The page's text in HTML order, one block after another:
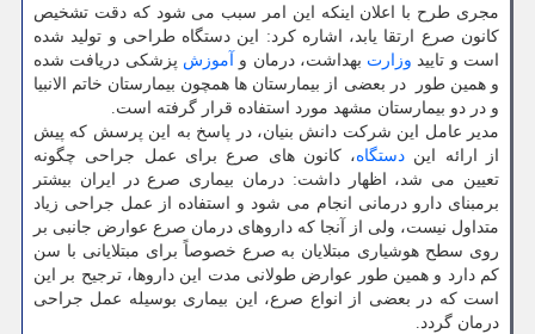
مجری طرح با اعلان اینکه این امر سبب می شود که دقت تشخیص
کانون صرع ارتقا یابد، اشاره کرد: این دستگاه طراحی و تولید شده
است و تایید وزارت بهداشت، درمان و آموزش پزشکی دریافت شده
و همین طور ‎ در بعضی از بیمارستان ها همچون بیمارستان خاتم الانبیا
و در دو بیمارستان مشهد مورد استفاده قرار گرفته است.
مدیر عامل این شرکت دانش بنیان، در پاسخ به این پرسش که پیش
از ارائه این دستگاه، کانون های صرع برای عمل جراحی چگونه
تعیین می شد، اظهار داشت: درمان بیماری صرع در ایران بیشتر
برمبنای دارو درمانی انجام می شود و استفاده از عمل جراحی زیاد
متداول نیست، ولی از آنجا که داروهای درمان صرع عوارض جانبی بر
روی سطح هوشیاری مبتلایان به صرع خصوصاً برای مبتلایانی با سن
کم دارد و همین طور عوارض طولانی مدت این داروها، ترجیح بر این
است که در بعضی از انواع صرع، این بیماری بوسیله عمل جراحی
درمان گردد.